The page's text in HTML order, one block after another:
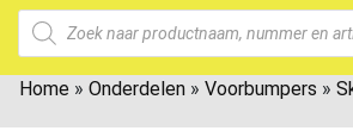
Home » Onderdelen » Voorbumpers »